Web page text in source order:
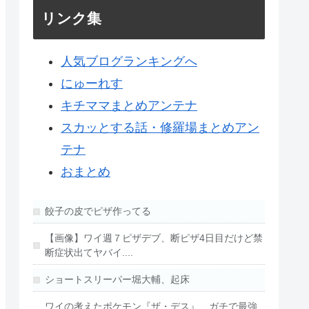
リンク集
人気ブログランキングへ
にゅーれす
キチママまとめアンテナ
スカッとする話・修羅場まとめアン
テナ
おまとめ
餃子の皮でピザ作ってる
【画像】ワイ週７ピザデブ、断ピザ4日目だけど禁
断症状出てヤバイ....
ショートスリーパー堀大輔、起床
ワイの考えたポケモン『ザ・デス』、ガチで最強